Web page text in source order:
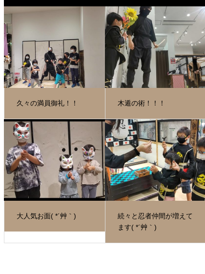
久々の満員御礼！！ 木遁の術！！！
大人気お面( *´艸｀)
続々と忍者仲間が増えて
ます( *´艸｀)